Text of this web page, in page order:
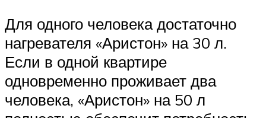
Для одного человека достаточно
нагревателя «Аристон» на 30 л.
Если в одной квартире
одновременно проживает два
человека, «Аристон» на 50 л